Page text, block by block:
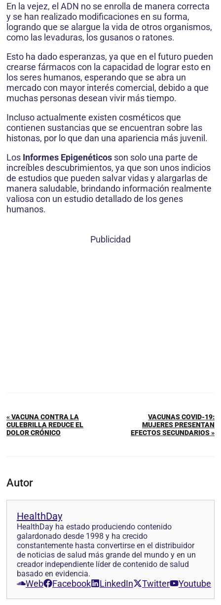
En la vejez, el ADN no se enrolla de manera correcta
y se han realizado modificaciones en su forma,
logrando que se alargue la vida de otros organismos,
como las levaduras, los gusanos o ratones.
Esto ha dado esperanzas, ya que en el futuro pueden
crearse fármacos con la capacidad de lograr esto en
los seres humanos, esperando que se abra un
mercado con mayor interés comercial, debido a que
muchas personas desean vivir más tiempo.
Incluso actualmente existen cosméticos que
contienen sustancias que se encuentran sobre las
histonas, por lo que dan una apariencia más juvenil.
Los Informes Epigenéticos son solo una parte de
increíbles descubrimientos, ya que son unos indicios
de estudios que pueden salvar vidas y alargarlas de
manera saludable, brindando información realmente
valiosa con un estudio detallado de los genes
humanos.
Publicidad
« VACUNA CONTRA LA
CULEBRILLA REDUCE EL
DOLOR CRÓNICO
VACUNAS COVID-19:
MUJERES PRESENTAN
EFECTOS SECUNDARIOS »
Autor
HealthDay
HealthDay ha estado produciendo contenido
galardonado desde 1998 y ha crecido
constantemente hasta convertirse en el distribuidor
de noticias de salud más grande del mundo y en un
creador independiente líder de contenido de salud
basado en evidencia.
Web Facebook LinkedIn Twitter Youtube